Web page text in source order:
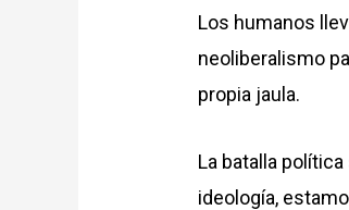
Los humanos
neoliberalismo
propia jaula.
La batalla
ideología,